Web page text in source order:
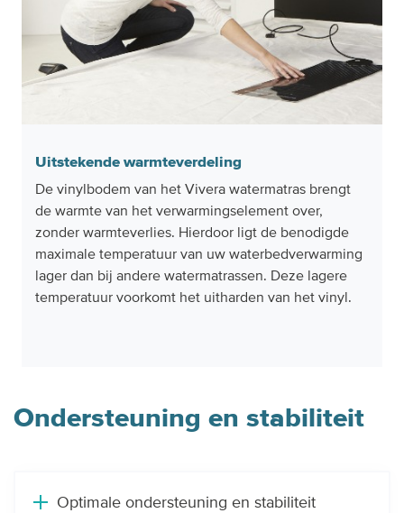
Uitstekende warmteverdeling
De vinylbodem van het Vivera watermatras brengt
de warmte van het verwarmingselement over,
zonder warmteverlies. Hierdoor ligt de benodigde
maximale temperatuur van uw waterbedverwarming
lager dan bij andere watermatrassen. Deze lagere
temperatuur voorkomt het uitharden van het vinyl.
Ondersteuning en stabiliteit
Optimale ondersteuning en stabiliteit